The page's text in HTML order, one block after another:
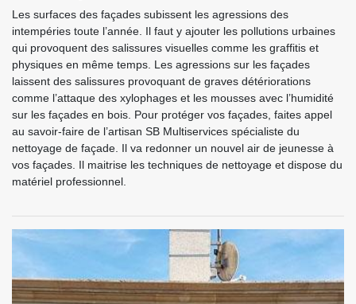
Les surfaces des façades subissent les agressions des
intempéries toute l’année. Il faut y ajouter les pollutions urbaines
qui provoquent des salissures visuelles comme les graffitis et
physiques en même temps. Les agressions sur les façades
laissent des salissures provoquant de graves détériorations
comme l’attaque des xylophages et les mousses avec l’humidité
sur les façades en bois. Pour protéger vos façades, faites appel
au savoir-faire de l’artisan SB Multiservices spécialiste du
nettoyage de façade. Il va redonner un nouvel air de jeunesse à
vos façades. Il maitrise les techniques de nettoyage et dispose du
matériel professionnel.